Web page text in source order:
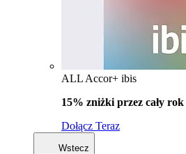
ALL Accor+ ibis
15% zniżki przez cały rok
Dołącz Teraz
Wstecz